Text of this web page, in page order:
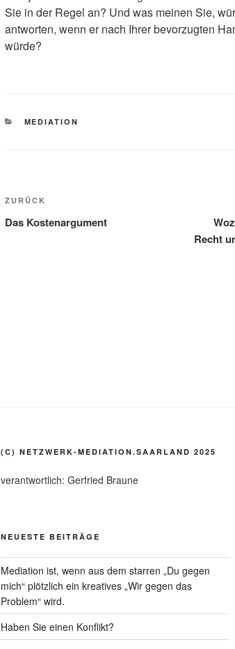
Sie in der Regel an? Und was meinen Sie,
antworten, wenn er nach Ihrer bevorzugten
würde?
KATEGORIEN
MEDIATION
Beitragsnavigation
Vorheriger
Beitrag
ZURÜCK
Das Kostenargument
Recht
(C) NETZWERK-MEDIATION.SAARLAND 2025
verantwortlich: Gerfried Braune
NEUESTE BEITRÄGE
Mediation ist, wenn aus dem starren „Du gegen
mich“ plötzlich ein kreatives „Wir gegen das
Problem“ wird.
Haben Sie einen Konflikt?